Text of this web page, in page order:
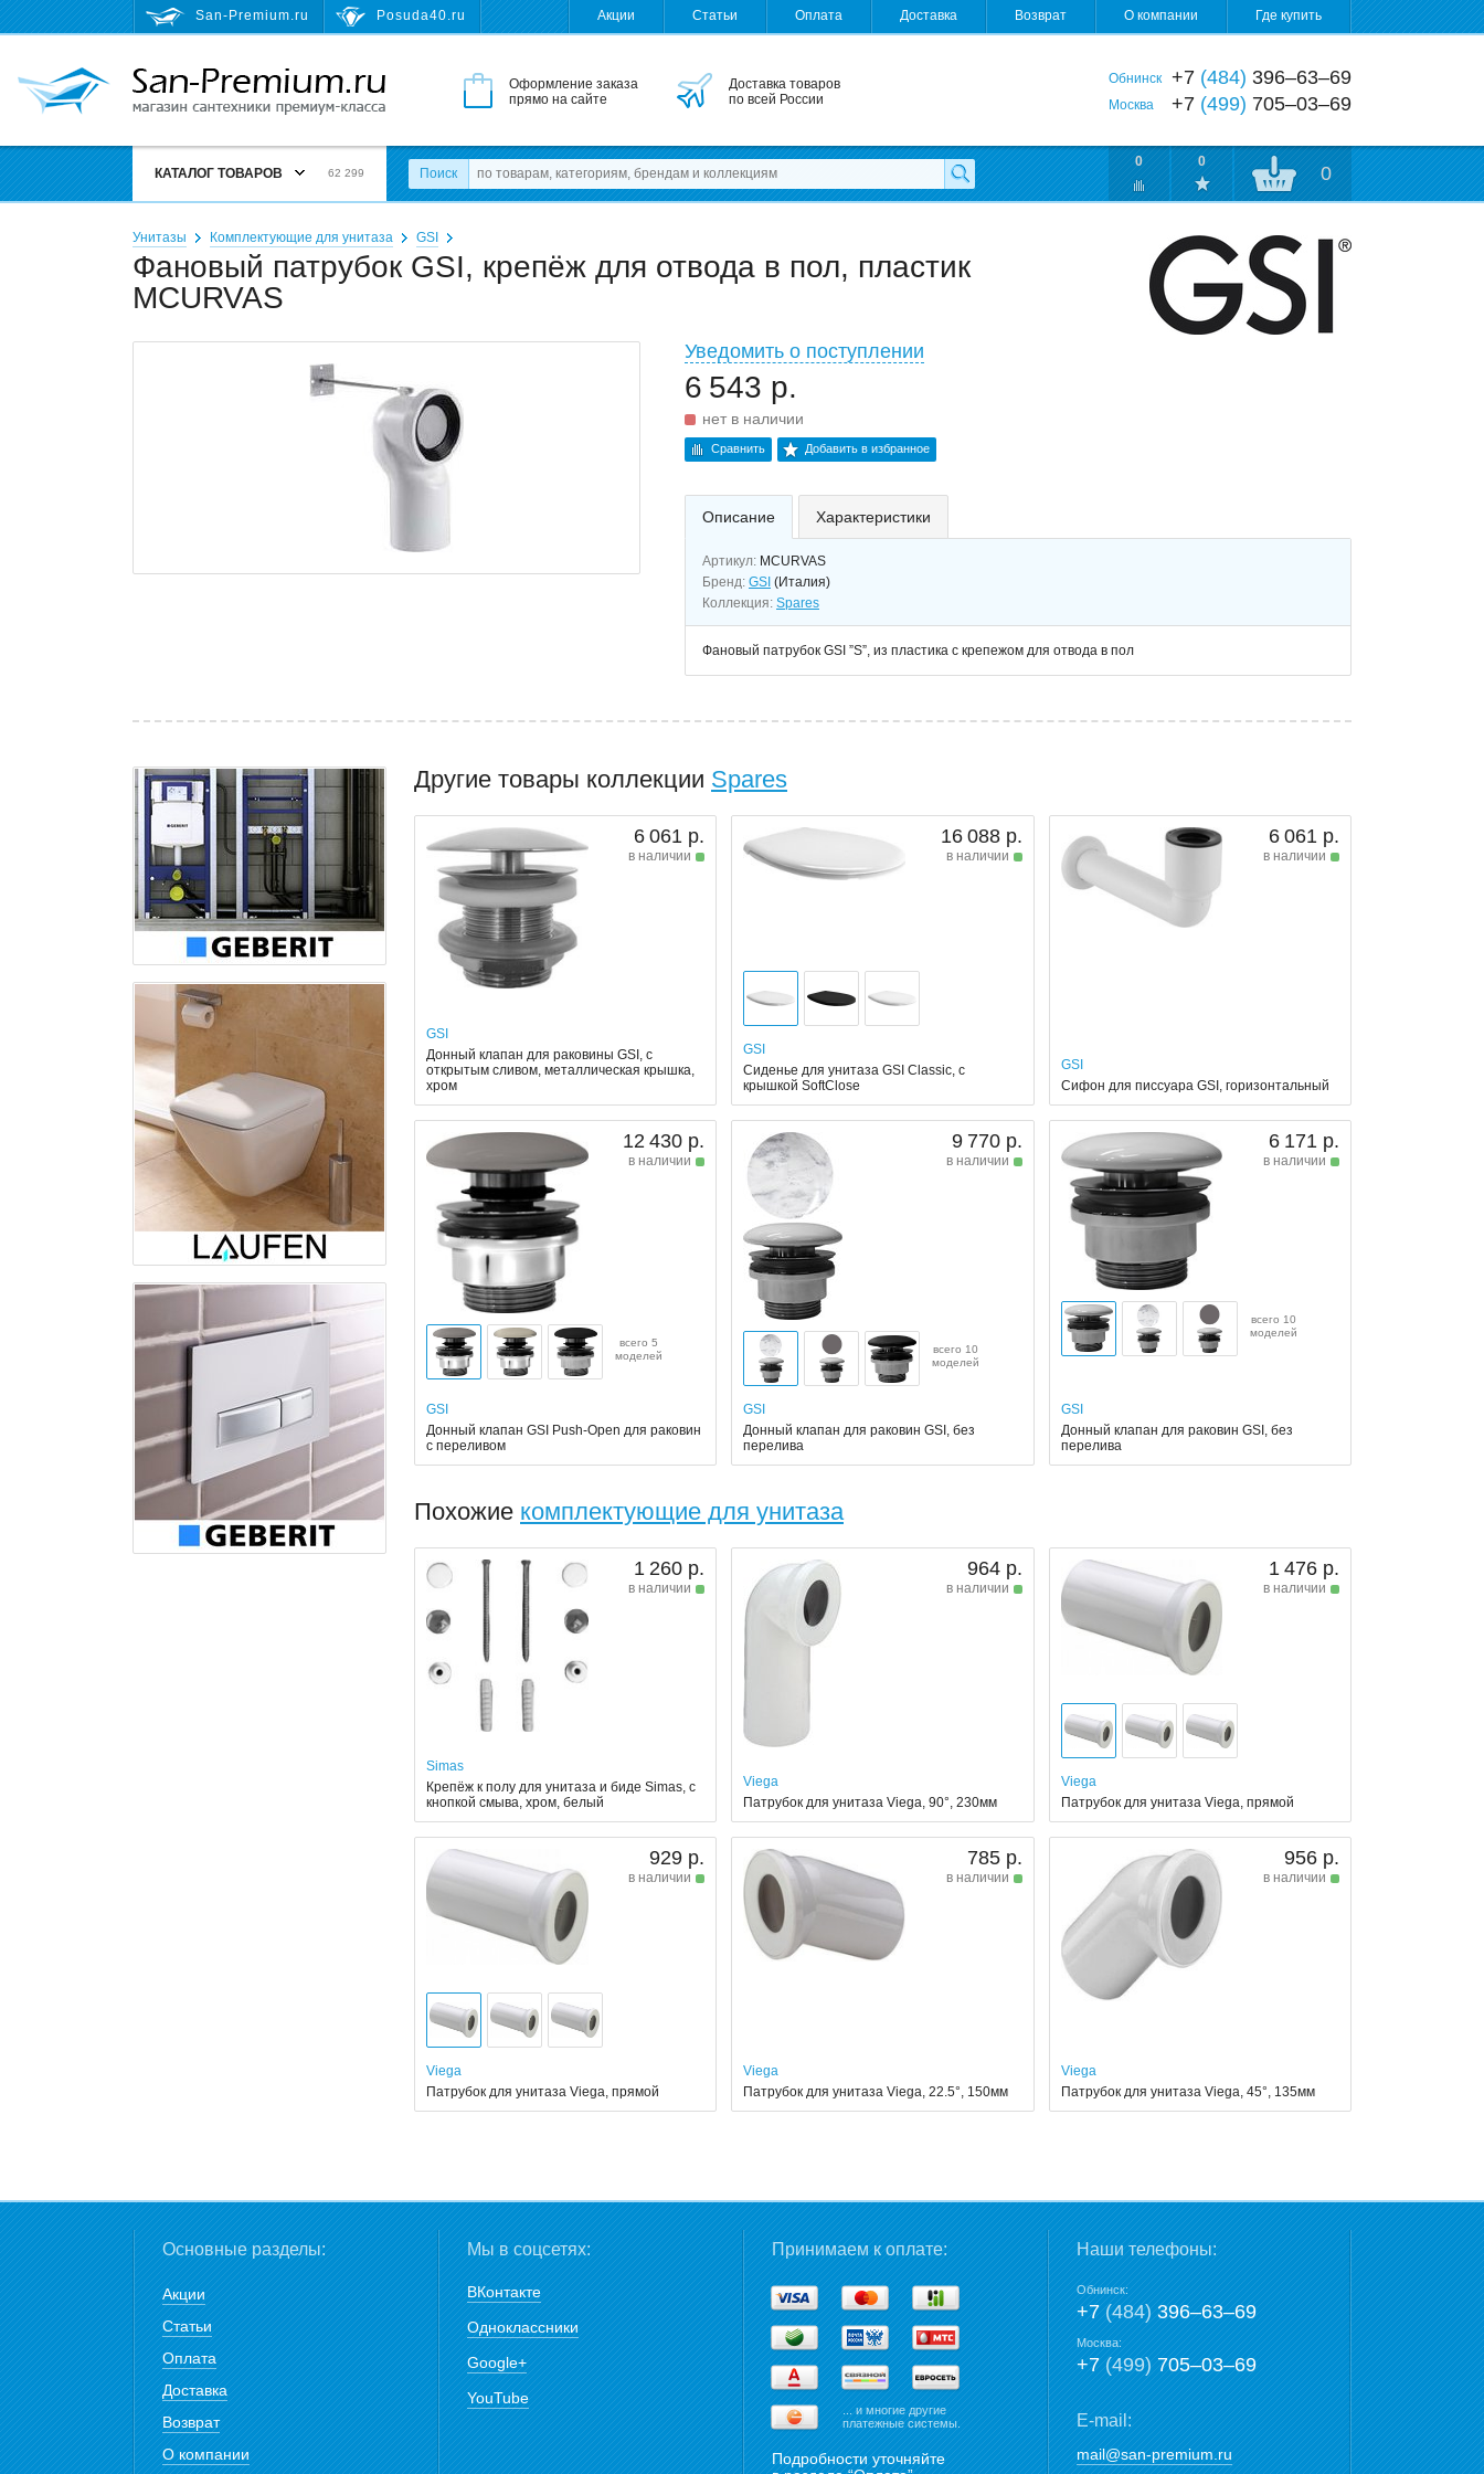
San-Premium.ru Posuda40.ru Акции Статьи Оплата Доставка Возврат О компании Где купить
Оформление заказа
прямо на сайте
Доставка товаров
по всей России
Обнинск +7 (484) 396‒63‒69
Москва +7 (499) 705‒03‒69
КАТАЛОГ ТОВАРОВ 62 299 Поиск
0 0
0
Унитазы Комплектующие для унитаза GSI
Фановый патрубок GSI, крепёж для отвода в пол, пластик
MCURVAS
Уведомить о поступлении
6 543 р.
нет в наличии
Сравнить Добавить в избранное
Описание Характеристики
Артикул: MCURVAS
Бренд: GSI (Италия)
Коллекция: Spares
Фановый патрубок GSI ”S”, из пластика с крепежом для отвода в пол
Другие товары коллекции Spares
6 061 р.
в наличии
GSI
Донный клапан для раковины GSI, с
открытым сливом, металлическая крышка,
хром
16 088 р.
в наличии
GSI
Сиденье для унитаза GSI Classic, с
крышкой SoftClose
6 061 р.
в наличии
GSI
Cифон для писсуара GSI, горизонтальный
12 430 р.
в наличии
всего 5
моделей
GSI
Донный клапан GSI Push-Open для раковин
с переливом
9 770 р.
в наличии
всего 10
моделей
GSI
Донный клапан для раковин GSI, без
перелива
6 171 р.
в наличии
всего 10
моделей
GSI
Донный клапан для раковин GSI, без
перелива
Похожие комплектующие для унитаза
1 260 р.
в наличии
Simas
Крепёж к полу для унитаза и биде Simas, с
кнопкой смыва, хром, белый
964 р.
в наличии
Viega
Патрубок для унитаза Viega, 90°, 230мм
1 476 р.
в наличии
Viega
Патрубок для унитаза Viega, прямой
929 р.
в наличии
Viega
Патрубок для унитаза Viega, прямой
785 р.
в наличии
Viega
Патрубок для унитаза Viega, 22.5°, 150мм
956 р.
в наличии
Viega
Патрубок для унитаза Viega, 45°, 135мм
Основные разделы:
Акции
Статьи
Оплата
Доставка
Возврат
О компании
Мы в соцсетях:
ВКонтакте
Одноклассники
Google+
YouTube
Принимаем к оплате:
... и многие другие
платежные системы.
Подробности уточняйте
Наши телефоны:
Обнинск:
+7(484)396‒63‒69
Москва:
+7(499)705‒03‒69
E-mail:
mail@san-premium.ru